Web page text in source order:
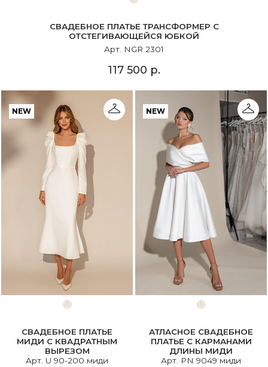
СВАДЕБНОЕ ПЛАТЬЕ ТРАНСФОРМЕР С
ОТСТЕГИВАЮЩЕЙСЯ ЮБКОЙ
Арт. NGR 2301
117 500 р.
NEW
СВАДЕБНОЕ ПЛАТЬЕ
МИДИ С КВАДРАТНЫМ
ВЫРЕЗОМ
Арт. U 90-200 миди
NEW
АТЛАСНОЕ СВАДЕБНОЕ
ПЛАТЬЕ С КАРМАНАМИ
ДЛИНЫ МИДИ
Арт. PN 9049 миди